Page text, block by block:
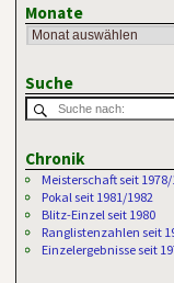
Monate
Suche
Chronik
Meisterschaft seit 1978/
Pokal seit 1981/1982
Blitz-Einzel seit 1980
Ranglistenzahlen seit
Einzelergebnisse seit